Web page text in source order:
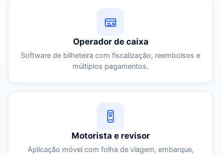
Operador de caixa
Software de bilheteira com fiscalização, reembolsos e
múltiplos pagamentos.
Motorista e revisor
Aplicação móvel com folha de viagem, embarque,